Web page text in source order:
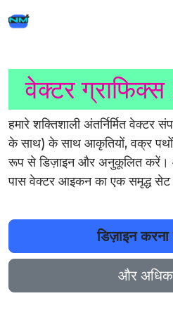
वेक्टर ग्राफिक्स
हमारे शक्तिशाली अंतर्निर्मित वेक्टर
के साथ) के साथ आकृतियों, वक्र पथों
रूप से डिज़ाइन और अनुकूलित करें।
पास वेक्टर आइकन का एक समृद्ध सेट
डिज़ाइन
और अधिक